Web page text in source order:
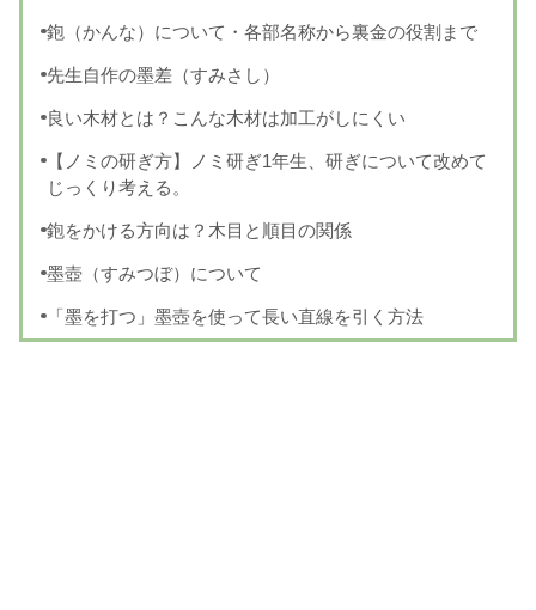
鉋（かんな）について・各部名称から裏金の役割まで
先生自作の墨差（すみさし）
良い木材とは？こんな木材は加工がしにくい
【ノミの研ぎ方】ノミ研ぎ1年生、研ぎについて改めて
じっくり考える。
鉋をかける方向は？木目と順目の関係
墨壺（すみつぼ）について
「墨を打つ」墨壺を使って長い直線を引く方法